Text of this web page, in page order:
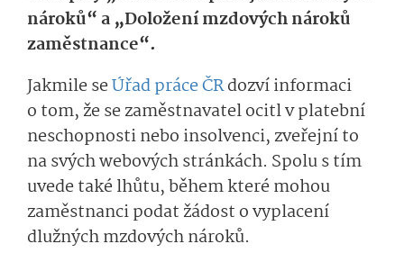
nároků“ a „Doložení mzdových nároků
zaměstnance“.
Jakmile seÚřad práce ČRdozví informaci
o tom, že se zaměstnavatel ocitl v platební
neschopnosti nebo insolvenci, zveřejní to
na svých webových stránkách. Spolu s tím
uvede také lhůtu, během které mohou
zaměstnanci podat žádost o vyplacení
dlužných mzdových nároků.